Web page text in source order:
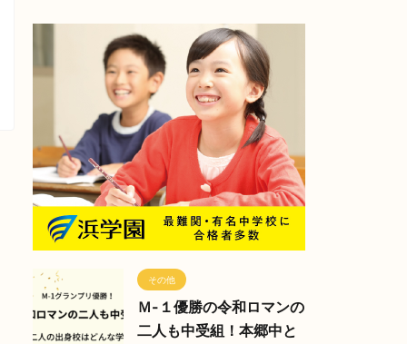
その他
Ｍ-１優勝の令和ロマンの
二人も中受組！本郷中と